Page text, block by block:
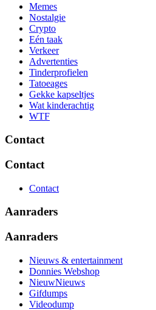
Memes
Nostalgie
Crypto
Eén taak
Verkeer
Advertenties
Tinderprofielen
Tatoeages
Gekke kapseltjes
Wat kinderachtig
WTF
Contact
Contact
Contact
Aanraders
Aanraders
Nieuws & entertainment
Donnies Webshop
NieuwNieuws
Gifdumps
Videodump